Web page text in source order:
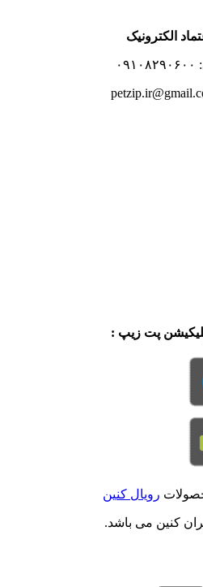
الکترونیک
پت زیپ :
رویال کنین
کنین می باشد.